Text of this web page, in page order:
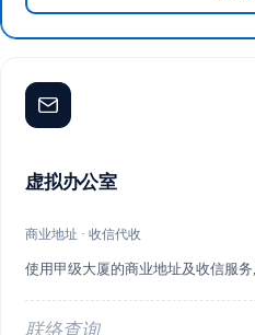
虚拟办公室
商业地址 · 收信代收
使用甲级大厦的商业地址及收信服务
联络查询